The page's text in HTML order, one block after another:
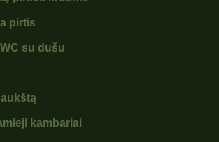
pirtis
su dušu
kambariai